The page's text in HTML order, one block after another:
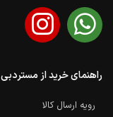
راهنمای خرید از مستردبی
رویه ارسال کالا